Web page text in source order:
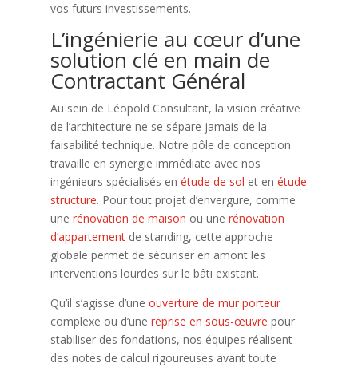
vos futurs investissements.
L’ingénierie au cœur d’une
solution clé en main de
Contractant Général
Au sein de Léopold Consultant, la vision créative
de l’architecture ne se sépare jamais de la
faisabilité technique. Notre pôle de conception
travaille en synergie immédiate avec nos
ingénieurs spécialisés en étude de sol et en étude
structure. Pour tout projet d’envergure, comme
une rénovation de maison ou une rénovation
d’appartementde standing, cette approche
globale permet de sécuriser en amont les
interventions lourdes sur le bâti existant.
Qu’il s’agisse d’une ouverture de mur porteur
complexe ou d’une reprise en sous-œuvre pour
stabiliser des fondations, nos équipes réalisent
des notes de calcul rigoureuses avant toute